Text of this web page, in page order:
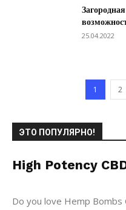
25.04.2022
1 2
ЭТО ПОПУЛЯРНО!
High Potency
21.01.2022
Do you love Hemp